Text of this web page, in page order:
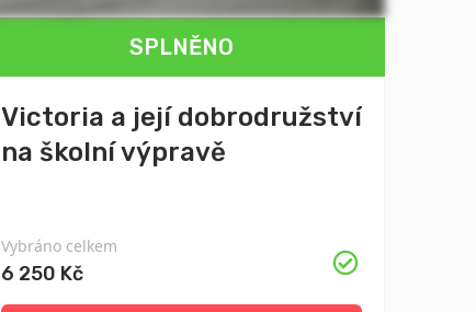
SPLNĚNO
Victoria a její dobrodružství
na školní výpravě
Vybráno celkem
6 250 Kč